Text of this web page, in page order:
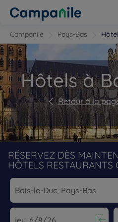
Campanile Pays-Bas
Hôtels à
Retour à la
RÉSERVEZ DÈS
HÔTELS RESTAURANTS